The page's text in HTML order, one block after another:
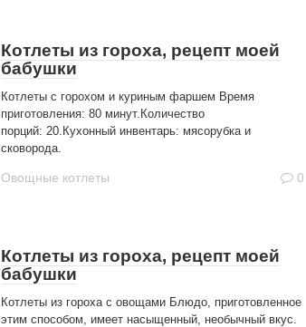
Котлеты из гороха, рецепт моей
бабушки
Котлеты с горохом и куриным фаршем Время
приготовления: 80 минут.Количество
порций: 20.Кухонный инвентарь: мясорубка и
сковорода.
Овощные котлеты 0
Котлеты из гороха, рецепт моей
бабушки
Котлеты из гороха с овощами Блюдо, приготовленное
этим способом, имеет насыщенный, необычный вкус.